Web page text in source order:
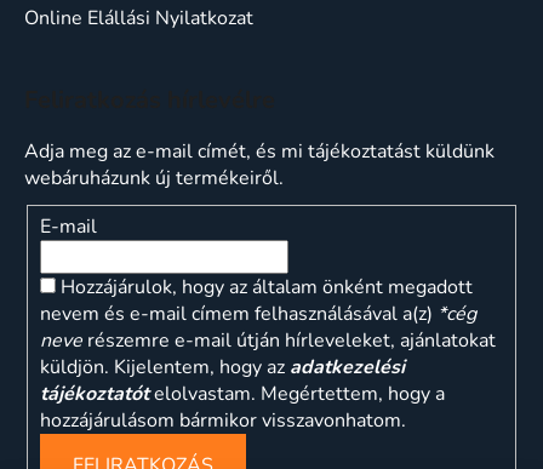
Online Elállási Nyilatkozat
Adja meg az e-mail címét, és mi tájékoztatást küldünk
webáruházunk új termékeiről.
E-mail
Hozzájárulok, hogy az általam önként megadott
nevem és e-mail címem felhasználásával a(z) *cég
neve részemre e-mail útján hírleveleket, ajánlatokat
küldjön. Kijelentem, hogy az adatkezelési
tájékoztatótelolvastam. Megértettem, hogy a
hozzájárulásom bármikor visszavonhatom.